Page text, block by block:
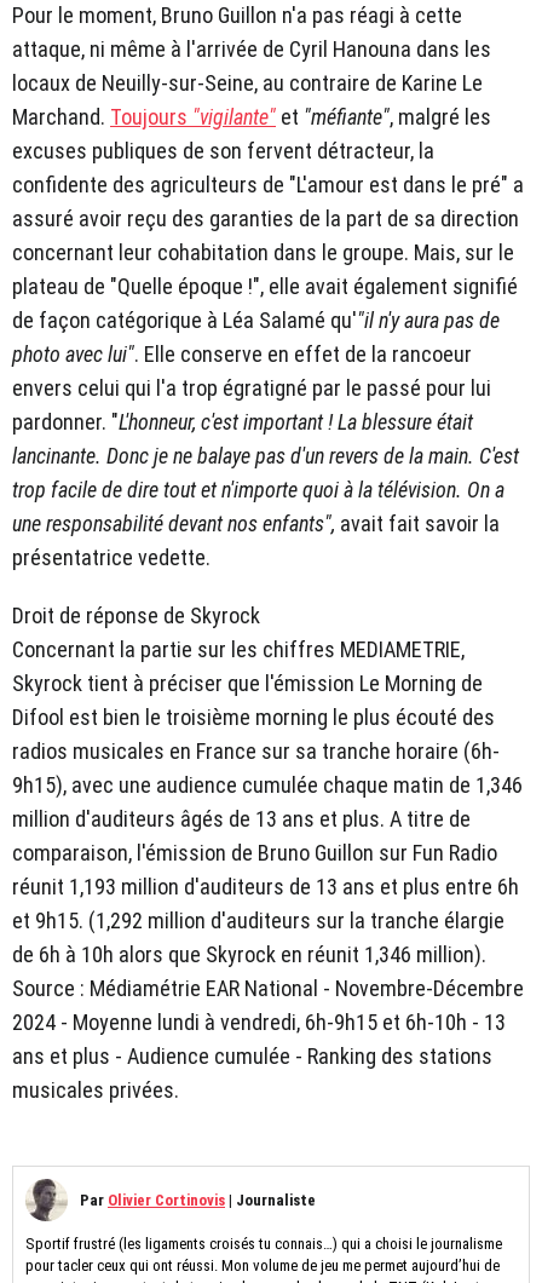
Pour le moment, Bruno Guillon n'a pas réagi à cette
attaque, ni même à l'arrivée de Cyril Hanouna dans les
locaux de Neuilly-sur-Seine, au contraire de Karine Le
Marchand. Toujours "vigilante" et "méfiante", malgré les
excuses publiques de son fervent détracteur, la
confidente des agriculteurs de "L'amour est dans le pré" a
assuré avoir reçu des garanties de la part de sa direction
concernant leur cohabitation dans le groupe. Mais, sur le
plateau de "Quelle époque !", elle avait également signifié
de façon catégorique à Léa Salamé qu'"il n'y aura pas de
photo avec lui". Elle conserve en effet de la rancoeur
envers celui qui l'a trop égratigné par le passé pour lui
pardonner. "L'honneur, c'est important ! La blessure était
lancinante. Donc je ne balaye pas d'un revers de la main. C'est
trop facile de dire tout et n'importe quoi à la télévision. On a
une responsabilité devant nos enfants", avait fait savoir la
présentatrice vedette.
Droit de réponse de Skyrock
Concernant la partie sur les chiffres MEDIAMETRIE,
Skyrock tient à préciser que l'émission Le Morning de
Difool est bien le troisième morning le plus écouté des
radios musicales en France sur sa tranche horaire (6h-
9h15), avec une audience cumulée chaque matin de 1,346
million d'auditeurs âgés de 13 ans et plus. A titre de
comparaison, l'émission de Bruno Guillon sur Fun Radio
réunit 1,193 million d'auditeurs de 13 ans et plus entre 6h
et 9h15. (1,292 million d'auditeurs sur la tranche élargie
de 6h à 10h alors que Skyrock en réunit 1,346 million).
Source : Médiamétrie EAR National - Novembre-Décembre
2024 - Moyenne lundi à vendredi, 6h-9h15 et 6h-10h - 13
ans et plus - Audience cumulée - Ranking des stations
musicales privées.
Par Olivier Cortinovis | Journaliste
Sportif frustré (les ligaments croisés tu connais…) qui a choisi le journalisme
pour tacler ceux qui ont réussi. Mon volume de jeu me permet aujourd’hui de